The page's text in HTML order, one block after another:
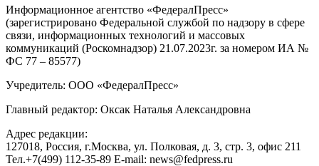
Информационное агентство «ФедералПресс»
(зарегистрировано Федеральной службой по надзору в сфере
связи, информационных технологий и массовых
коммуникаций (Роскомнадзор) 21.07.2023г. за номером ИА №
ФС 77 – 85577)
Учредитель: ООО «ФедералПресс»
Главный редактор: Оксак Наталья Александровна
Адрес редакции:
127018, Россия, г.Москва, ул. Полковая, д. 3, стр. 3, офис 211
Тел.+7(499) 112-35-89 E-mail: news@fedpress.ru